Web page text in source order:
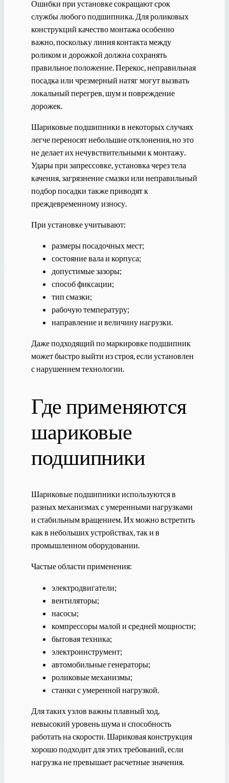
Ошибки при установке сокращают срок
службы любого подшипника. Для роликовых
конструкций качество монтажа особенно
важно, поскольку линия контакта между
роликом и дорожкой должна сохранять
правильное положение. Перекос, неправильная
посадка или чрезмерный натяг могут вызвать
локальный перегрев, шум и повреждение
дорожек.
Шариковые подшипники в некоторых случаях
легче переносят небольшие отклонения, но это
не делает их нечувствительными к монтажу.
Удары при запрессовке, установка через тела
качения, загрязнение смазки или неправильный
подбор посадки также приводят к
преждевременному износу.
При установке учитывают:
размеры посадочных мест;
состояние вала и корпуса;
допустимые зазоры;
способ фиксации;
тип смазки;
рабочую температуру;
направление и величину нагрузки.
Даже подходящий по маркировке подшипник
может быстро выйти из строя, если установлен
с нарушением технологии.
Где применяются
шариковые
подшипники
Шариковые подшипники используются в
разных механизмах с умеренными нагрузками
и стабильным вращением. Их можно встретить
как в небольших устройствах, так и в
промышленном оборудовании.
Частые области применения:
электродвигатели;
вентиляторы;
насосы;
компрессоры малой и средней мощности;
бытовая техника;
электроинструмент;
автомобильные генераторы;
роликовые механизмы;
станки с умеренной нагрузкой.
Для таких узлов важны плавный ход,
невысокий уровень шума и способность
работать на скорости. Шариковая конструкция
хорошо подходит для этих требований, если
нагрузка не превышает расчетные значения.